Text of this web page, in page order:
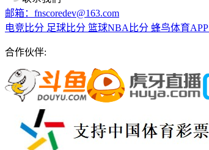
邮箱：fnscoredev@163.com
电竞比分 足球比分 篮球NBA比分 蜂鸟体育APP
合作伙伴: